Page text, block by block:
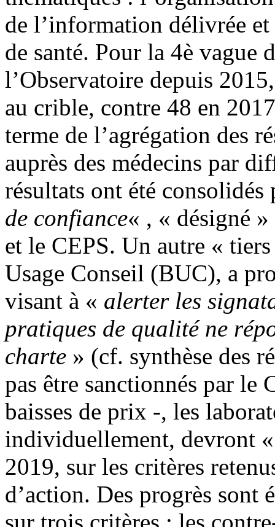
de l’information délivrée
de santé. Pour la 4è vague
l’Observatoire depuis
au crible, contre 48 en
terme de l’agrégation des
auprès des médecins par
résultats ont été
de confiance« , « désigné
et le CEPS. Un autre «
Usage Conseil (BUC), a
visant à « alerter les
pratiques de qualité ne
charte » (cf. synthèse des
pas être sanctionnés par le
baisses de prix -, les
individuellement, devront
2019, sur les critères
d’action. Des progrès sont
sur trois critères : les